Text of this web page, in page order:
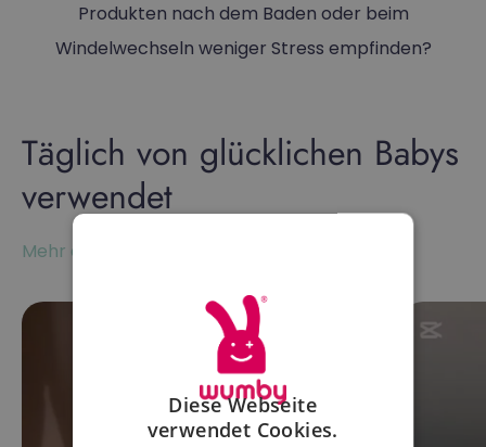
Produkten nach dem Baden oder beim
Windelwechseln weniger Stress empfinden?
Täglich von glücklichen Babys
verwendet
Mehr als 10.000 zufriedene Kunden
Diese Webseite
verwendet Cookies.